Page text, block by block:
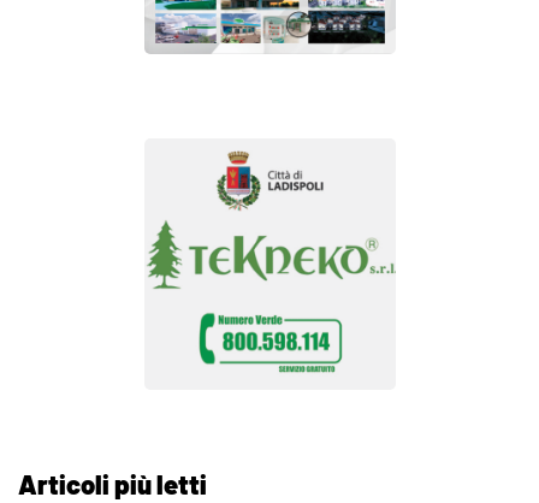
Articoli più letti